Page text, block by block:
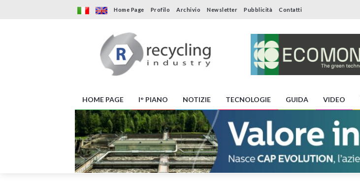
Home Page Profilo Archivio Newsletter Pubblicità Contatti
HOME PAGE I° PIANO NOTIZIE TECNOLOGIE GUIDA VIDEO